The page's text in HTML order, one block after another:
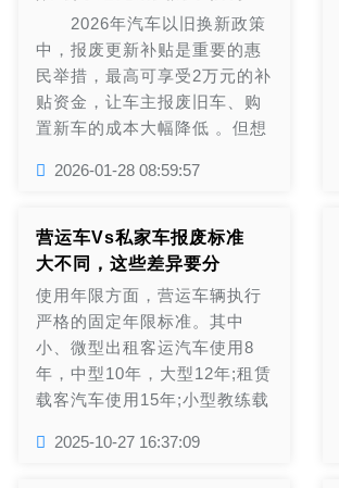
2026年汽车以旧换新政策
中，报废更新补贴是重要的惠
民举措，最高可享受2万元的补
贴资金，让车主报废旧车、购
置新车的成本大幅降低 。但想
格遵守政策...
2026-01-28 08:59:57
营运车vs私家车报废标准
大不同，这些差异要分
清...
使用年限方面，营运车辆执行
严格的固定年限标准。其中
小、微型出租客运汽车使用8
年，中型10年，大型12年;租赁
载客汽车使用15年;小型教练载
15年;危险品运输载货汽车使用
2025-10-27 16:37:09